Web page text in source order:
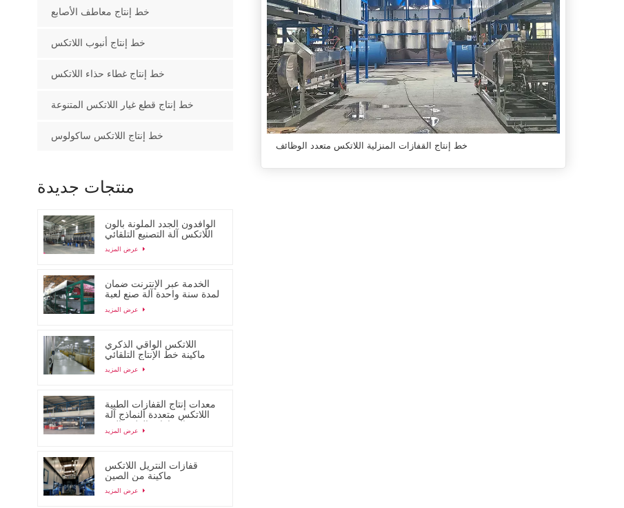
خط إنتاج القفازات المنزلية اللاتكس متعدد الوظائف
خط إنتاج معاطف الأصابع
خط إنتاج أنبوب اللاتكس
خط إنتاج غطاء حذاء اللاتكس
خط إنتاج قطع غيار اللاتكس المتنوعة
خط إنتاج اللاتكس ساكولوس
منتجات جديدة
الوافدون الجدد الملونة بالون
اللاتكس آلة التصنيع التلقائي
الخدمة عبر الإنترنت ضمان
لمدة سنة واحدة آلة صنع لعبة
اللاتكس بالون
اللاتكس الواقي الذكري
ماكينة خط الإنتاج التلقائي
معدات إنتاج القفازات الطبية
اللاتكس متعددة النماذج آلة
تصنيع القفازات الطبية التي
يمكن التخلص منها
قفازات النتريل اللاتكس
ماكينة من الصين